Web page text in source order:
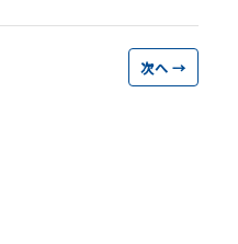
次へ →